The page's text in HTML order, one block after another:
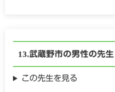
武蔵野市の男性の先生
この先生を見る